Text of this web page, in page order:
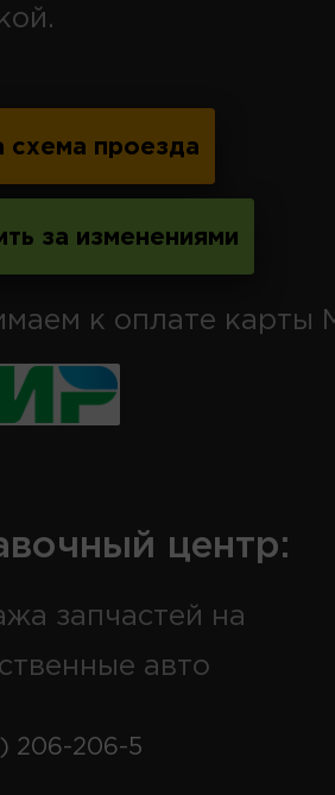
схема проезда
за изменениями
к оплате карты
центр:
запчастей на
авто
206-206-5